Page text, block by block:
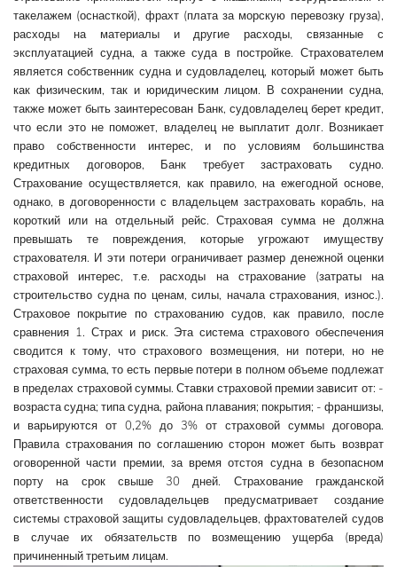
такелажем (оснасткой), фрахт (плата за морскую перевозку груза),
расходы на материалы и другие расходы, связанные с
эксплуатацией судна, а также суда в постройке. Страхователем
является собственник судна и судовладелец, который может быть
как физическим, так и юридическим лицом. В сохранении судна,
также может быть заинтересован Банк, судовладелец берет кредит,
что если это не поможет, владелец не выплатит долг. Возникает
право собственности интерес, и по условиям большинства
кредитных договоров, Банк требует застраховать судно.
Страхование осуществляется, как правило, на ежегодной основе,
однако, в договоренности с владельцем застраховать корабль, на
короткий или на отдельный рейс. Страховая сумма не должна
превышать те повреждения, которые угрожают имуществу
страхователя. И эти потери ограничивает размер денежной оценки
страховой интерес, т.е. расходы на страхование (затраты на
строительство судна по ценам, силы, начала страхования, износ.).
Страховое покрытие по страхованию судов, как правило, после
сравнения 1. Страх и риск. Эта система страхового обеспечения
сводится к тому, что страхового возмещения, ни потери, но не
страховая сумма, то есть первые потери в полном объеме подлежат
в пределах страховой суммы. Ставки страховой премии зависит от: -
возраста судна; типа судна, района плавания; покрытия; - франшизы,
и варьируются от 0,2% до 3% от страховой суммы договора.
Правила страхования по соглашению сторон может быть возврат
оговоренной части премии, за время отстоя судна в безопасном
порту на срок свыше 30 дней. Страхование гражданской
ответственности судовладельцев предусматривает создание
системы страховой защиты судовладельцев, фрахтователей судов
в случае их обязательств по возмещению ущерба (вреда)
причиненный третьим лицам.